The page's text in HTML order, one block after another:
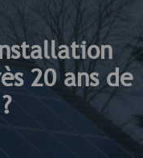
20 ans de